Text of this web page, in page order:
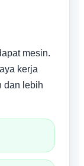
mesin.
kerja
dan lebih